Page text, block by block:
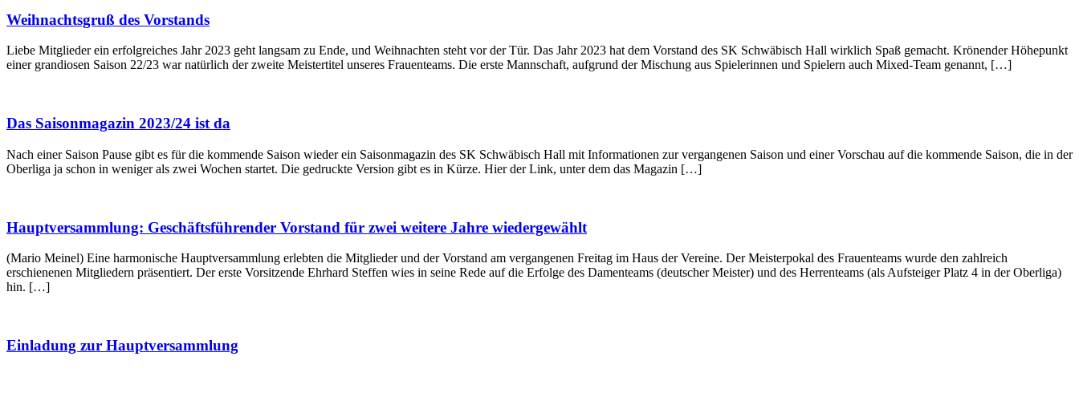
Weihnachtsgruß des Vorstands
Liebe Mitglieder ein erfolgreiches Jahr 2023 geht langsam zu Ende, und Weihnachten steht vor der Tür. Das Jahr 2023 hat dem Vorstand des SK Schwäbisch Hall wirklich Spaß gemacht. Krönender Höhepunkt
einer grandiosen Saison 22/23 war natürlich der zweite Meistertitel unseres Frauenteams. Die erste Mannschaft, aufgrund der Mischung aus Spielerinnen und Spielern auch Mixed-Team genannt, […]
Das Saisonmagazin 2023/24 ist da
Nach einer Saison Pause gibt es für die kommende Saison wieder ein Saisonmagazin des SK Schwäbisch Hall mit Informationen zur vergangenen Saison und einer Vorschau auf die kommende Saison, die in der
Oberliga ja schon in weniger als zwei Wochen startet. Die gedruckte Version gibt es in Kürze. Hier der Link, unter dem das Magazin […]
Hauptversammlung: Geschäftsführender Vorstand für zwei weitere Jahre wiedergewählt
(Mario Meinel) Eine harmonische Hauptversammlung erlebten die Mitglieder und der Vorstand am vergangenen Freitag im Haus der Vereine. Der Meisterpokal des Frauenteams wurde den zahlreich
erschienenen Mitgliedern präsentiert. Der erste Vorsitzende Ehrhard Steffen wies in seine Rede auf die Erfolge des Damenteams (deutscher Meister) und des Herrenteams (als Aufsteiger Platz 4 in der Oberliga)
hin. […]
Einladung zur Hauptversammlung